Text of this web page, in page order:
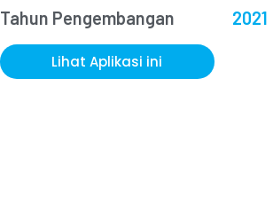
Tahun Pengembangan
2021
Lihat Aplikasi ini